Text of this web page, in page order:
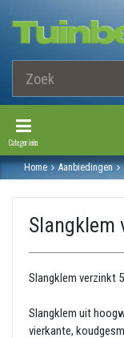
Toggle Navigation
Categorieën
Home Aanbiedingen
Slangklem
Slangklem verzinkt
Slangklem uit
vierkante,